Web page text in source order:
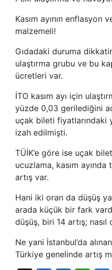
Kasım ayının enflasyon
malzemeli!
Gıdadaki duruma
ulaştırma grubu ve bu
ücretleri var.
İTO kasım ayı için
yüzde 0,03 gerilediğini
uçak bileti fiyatlarındaki
izah edilmişti.
TÜİK’e göre ise uçak
ucuzlama, kasım
artış var.
Hani iki oran da düşüş
arada küçük bir fark
düşüş, biri 14 artış; nasıl
Ne yani İstanbul’da
Türkiye genelinde artış